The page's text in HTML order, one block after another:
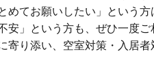
てお願いしたい」という方
安」という方も、ぜひ一度ご
寄り添い、空室対策・入居